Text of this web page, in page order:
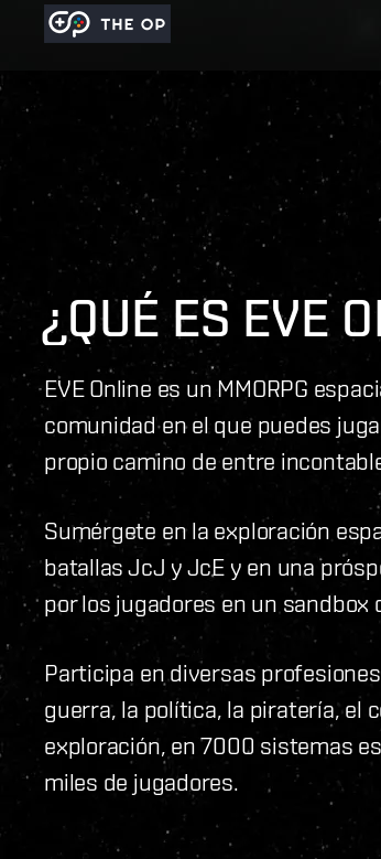
¿QUÉ ES EVE
EVE Online es un MMORPG
comunidad en el que puedes
propio camino de entre
Sumérgete en la exploración
batallas JcJ y JcE y en una
por los jugadores en un sandbox
Participa en diversas
guerra, la política, la piratería, el
exploración, en 7000 sistemas
miles de jugadores.